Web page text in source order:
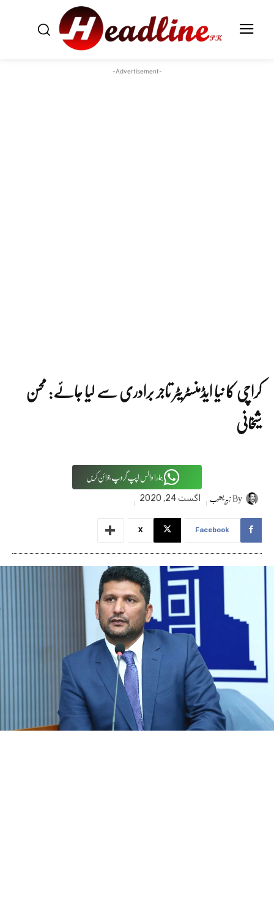
-Advertisement-
کراچی کا نیا ایڈمنسٹریٹر تاجر برادری سے لیا جائے: محسن
شیخانی
ہمارا واٹس اپپ گروپ جوائن کریں
Byزبیر یعقوب اگست 24, 2020
Facebook
X